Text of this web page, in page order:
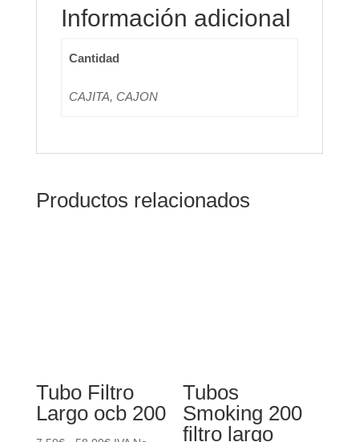
Información adicional
Cantidad
CAJITA, CAJON
Productos relacionados
Tubo Filtro
Largo ocb 200
Tubos
Smoking 200
filtro largo